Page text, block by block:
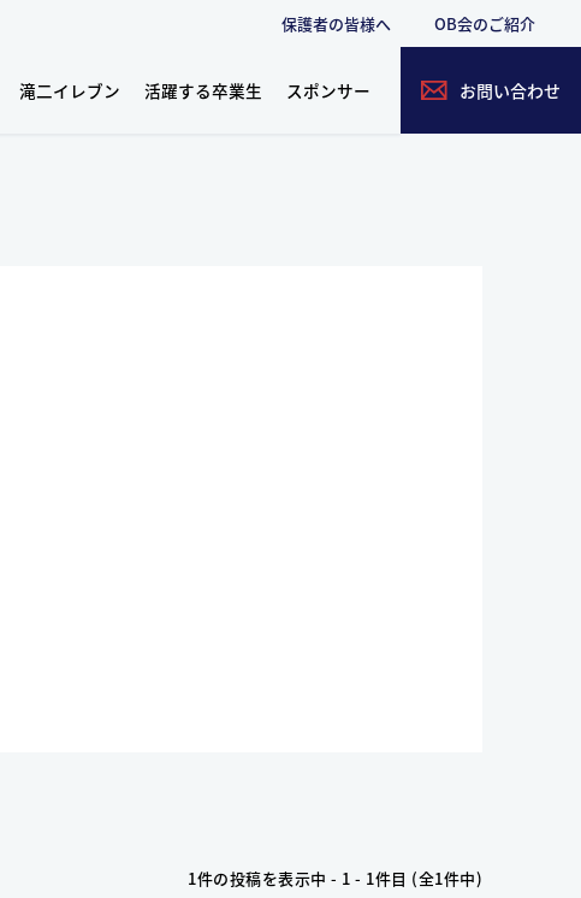
保護者の皆様へ OB会のご紹介
滝二イレブン 活躍する卒業生 スポンサー お問い合わせ
1件の投稿を表示中 - 1 - 1件目 (全1件中)